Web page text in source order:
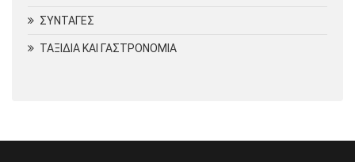
ΣΥΝΤΑΓΕΣ
ΤΑΞΙΔΙΑ ΚΑΙ ΓΑΣΤΡΟΝΟΜΙΑ